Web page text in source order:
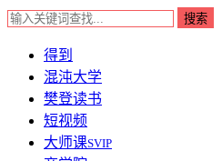
得到
混沌大学
樊登读书
短视频
大师课SVIP